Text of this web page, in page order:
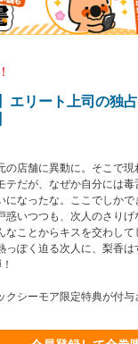
エリート上司の独
の店舗に異動に。そこで
だが、なぜか自分には毒
になったな。ここでしか
惑いつつも、次人のさり
なことからキスを交わして
っぽく迫る次人に、梨香
シーモア限定特典が付与